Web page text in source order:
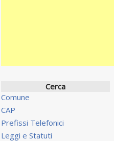
Cerca
Comune
CAP
Prefissi Telefonici
Leggi e Statuti